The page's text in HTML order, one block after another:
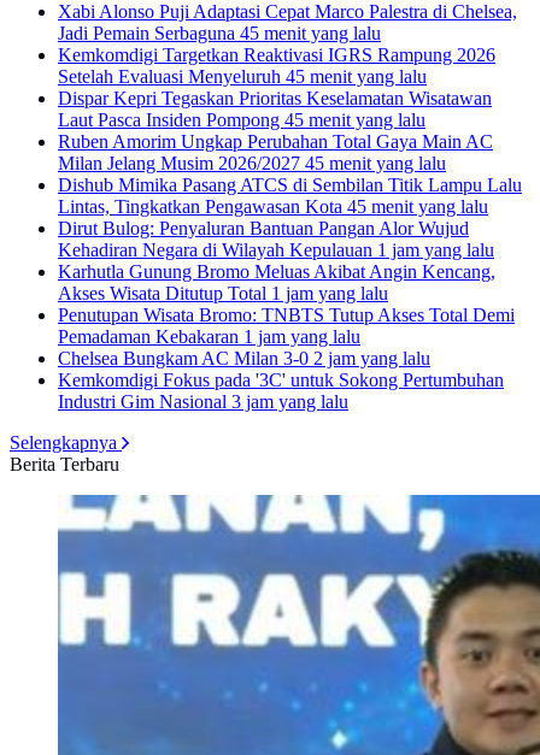
Xabi Alonso Puji Adaptasi Cepat Marco Palestra di Chelsea,
Jadi Pemain Serbaguna 45 menit yang lalu
Kemkomdigi Targetkan Reaktivasi IGRS Rampung 2026
Setelah Evaluasi Menyeluruh 45 menit yang lalu
Dispar Kepri Tegaskan Prioritas Keselamatan Wisatawan
Laut Pasca Insiden Pompong 45 menit yang lalu
Ruben Amorim Ungkap Perubahan Total Gaya Main AC
Milan Jelang Musim 2026/2027 45 menit yang lalu
Dishub Mimika Pasang ATCS di Sembilan Titik Lampu Lalu
Lintas, Tingkatkan Pengawasan Kota 45 menit yang lalu
Dirut Bulog: Penyaluran Bantuan Pangan Alor Wujud
Kehadiran Negara di Wilayah Kepulauan 1 jam yang lalu
Karhutla Gunung Bromo Meluas Akibat Angin Kencang,
Akses Wisata Ditutup Total 1 jam yang lalu
Penutupan Wisata Bromo: TNBTS Tutup Akses Total Demi
Pemadaman Kebakaran 1 jam yang lalu
Chelsea Bungkam AC Milan 3-0 2 jam yang lalu
Kemkomdigi Fokus pada '3C' untuk Sokong Pertumbuhan
Industri Gim Nasional 3 jam yang lalu
Selengkapnya
Berita Terbaru